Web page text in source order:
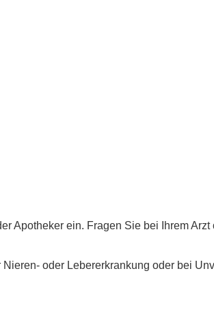
Apotheker ein. Fragen Sie bei Ihrem
oder Lebererkrankung oder bei